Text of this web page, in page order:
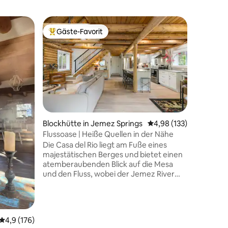
Bewertung: 4,9 von 5, 176 Bewertungen
4,9 (176)
Beliebter Gäste-Favorit.
Gäste-Favorit
Blockhütte in Jemez Springs Durchschnittliche
4,98 (133)
Flussoase | Heiße Quellen in der Nähe
Die Casa del Rio liegt am Fuße eines
majestätischen Berges und bietet einen
atemberaubenden Blick auf die Mesa
und den Fluss, wobei der Jemez River